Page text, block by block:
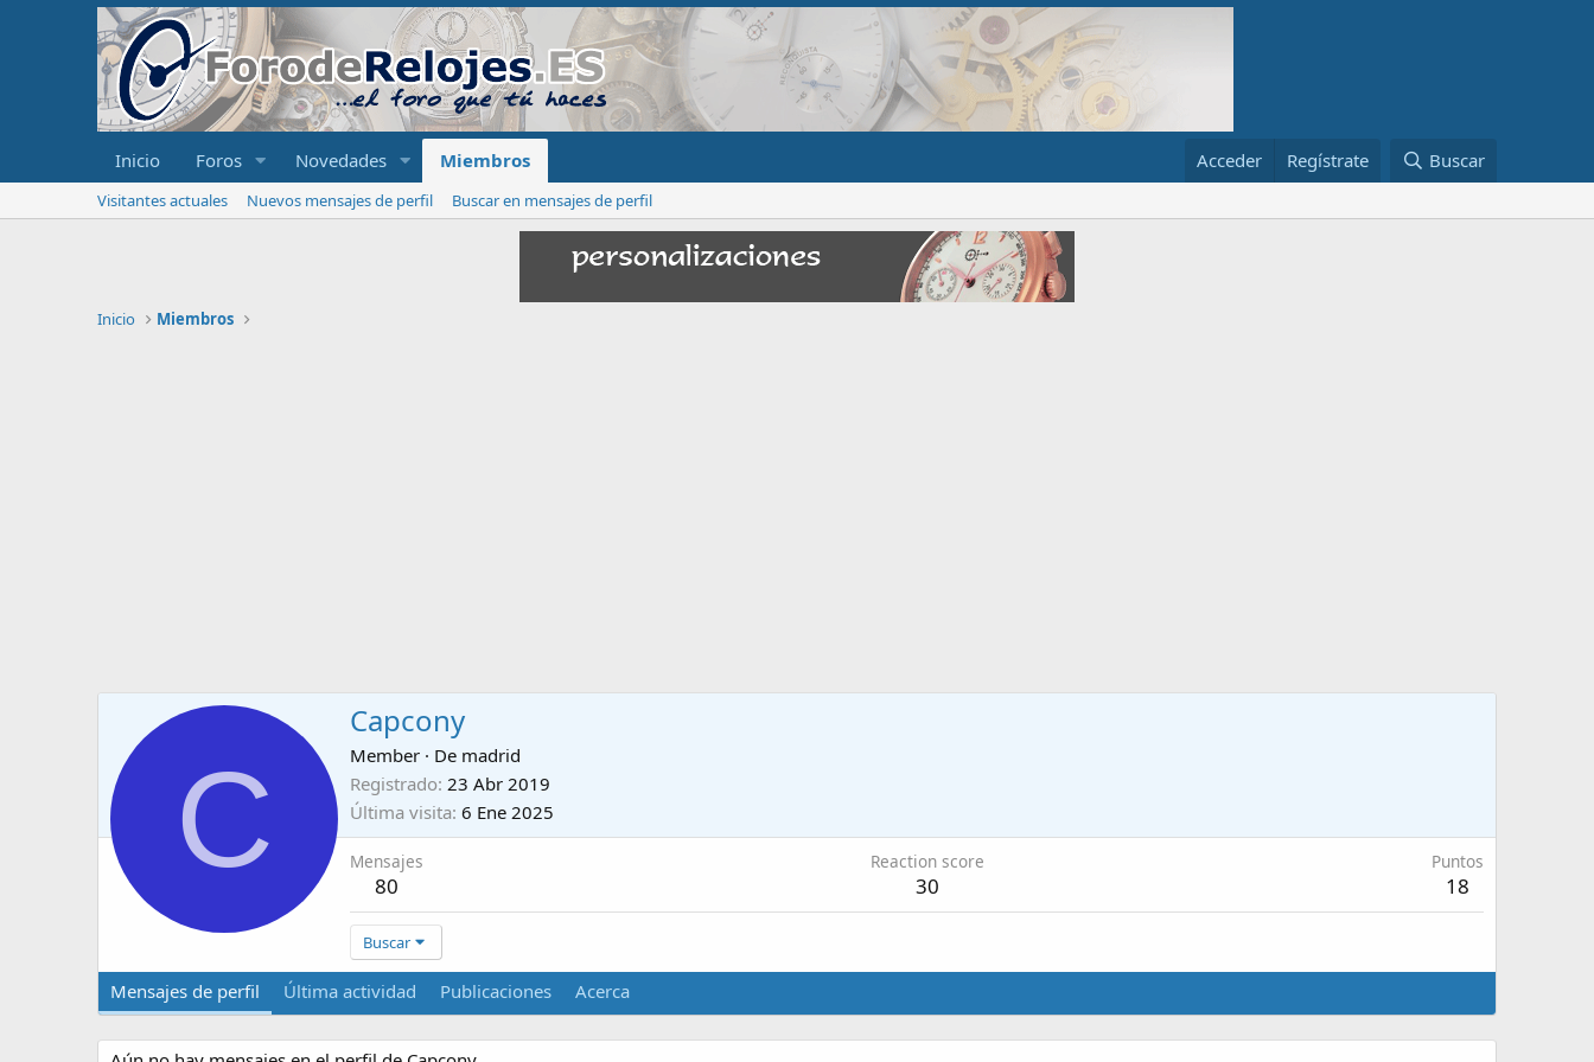
Inicio Foros Novedades Miembros Acceder Regístrate Buscar
Visitantes actuales Nuevos mensajes de perfil Buscar en mensajes de perfil
Inicio Miembros
C
Capcony
Member · De madrid
Registrado 23 Abr 2019
Última visita 6 Ene 2025
Mensajes
80
Reaction score
30
Puntos
18
Buscar
Mensajes de perfil Última actividad Publicaciones Acerca